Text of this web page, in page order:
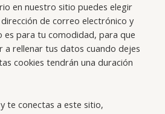
en nuestro sitio puedes elegir
de correo electrónico y
es para tu comodidad, para que
a rellenar tus datos cuando dejes
cookies tendrán una duración
te conectas a este sitio,